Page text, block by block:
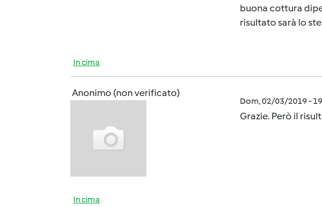
buona cottura
risultato sarà lo
In cima
Anonimo (non verificato)
Dom, 02/03/2019 -
Grazie. Però il
In cima